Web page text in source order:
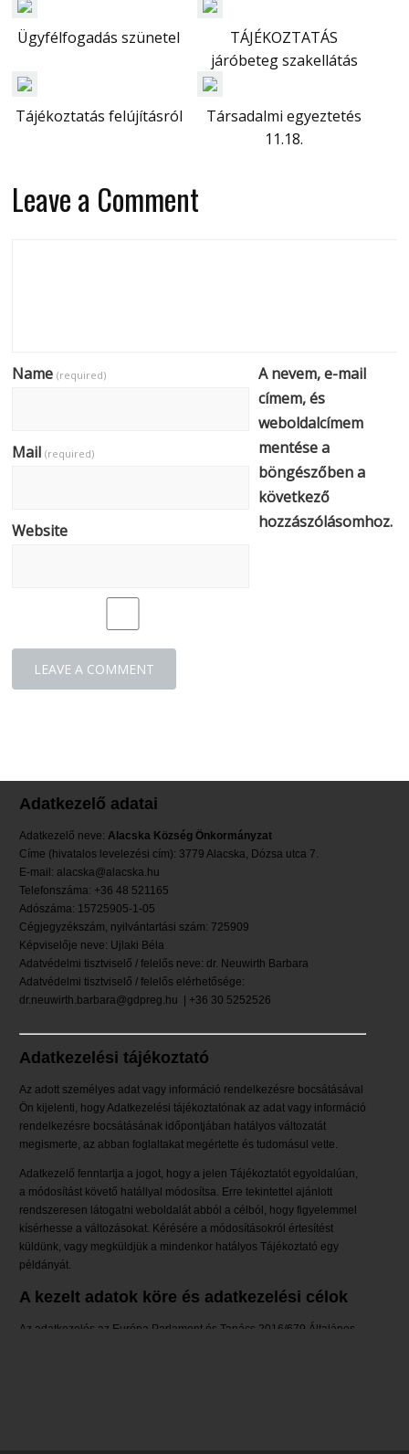
Ügyfélfogadás szünetel
TÁJÉKOZTATÁS
járóbeteg szakellátás
Tájékoztatás felújításról
Társadalmi egyeztetés
11.18.
Leave a Comment
Name(required)
Mail(required)
Website
A nevem, e-mail
címem, és
weboldalcímem
mentése a
böngészőben a
következő
hozzászólásomhoz.